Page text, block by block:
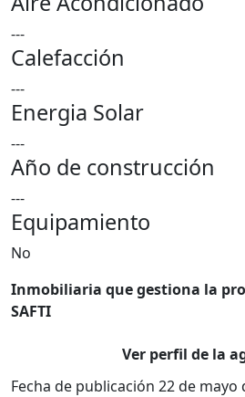
---
Calefacción
---
Energia Solar
---
Año de construcción
---
Equipamiento
No
Inmobiliaria que gestiona la
SAFTI
Ver perfil de la
Fecha de publicación 22 de mayo